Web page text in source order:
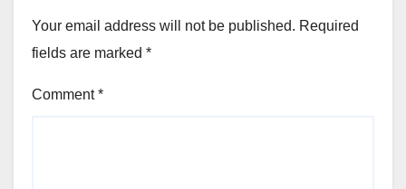
Your email address will not be published. Required
fields are marked *
Comment*